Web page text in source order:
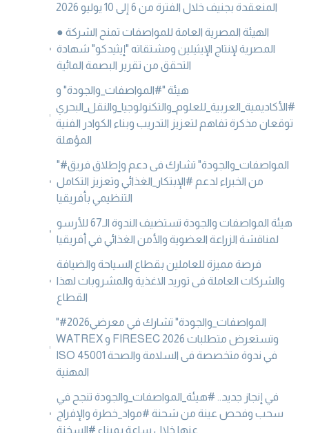
المنعقدة بجنيف خلال الفترة من 6 إلى 10 يوليو 2026
● الهيئة المصرية العامة للمواصفات تمنح الشركة
المصرية لإنتاج الإيثيلين ومشتقاته "إيثيدكو" شهادة
التحقق من تقرير البصمة المائية
هيئة "#المواصفات_والجودة" و
#الأكاديمية_العربية_للعلوم_والتكنولوجيا_والنقل_البحري
توقعان مذكرة تفاهم لتعزيز التدريب وبناء الكوادر الفنية
المؤهلة
"#المواصفات_والجودة" تشارك فى دعم وإطلاق فريق
من الخبراء لدعم #الإبتكار_الغذائي وتعزيز التكامل
التنظيمي بأفريقيا
هيئة المواصفات والجودة تستضيف الندوة الـ67 للأرسو
لمناقشة الزراعة العضوية والأمن الغذائي في أفريقيا
فرصة مميزة للعاملين بقطاع السياحة والضيافة
والشركات العاملة فى توريد الاغذية والمشروبات لهذا
القطاع
"#المواصفات_والجودة" تشارك في معرضي2026
WATREX و FIRESEC 2026 وتستعرض متطلبات
ISO 45001 في ندوة متخصصة فى السلامة والصحة
المهنية
في إنجاز جديد.. #هيئة_المواصفات_والجودة تنجح في
سحب وفحص عينة من شحنة #مواد_خطرة والإفراج
عنها خلال ساعة بميناء #السخنة